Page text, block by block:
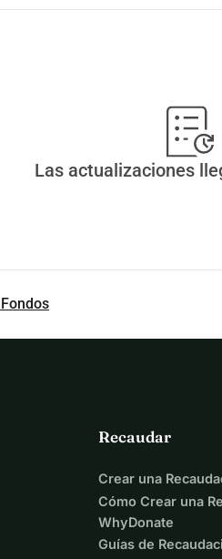
Las actualizaciones
Recaudar
Crear una
Cómo Crear una
WhyDonate
Guías de